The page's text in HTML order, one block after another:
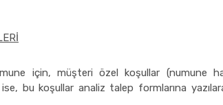
için, müşteri özel koşullar (numune
bu koşullar analiz talep formlarına